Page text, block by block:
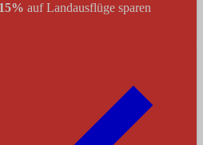
auf Landausflüge sparen